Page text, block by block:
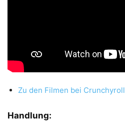
Zu den Filmen bei Crunchyroll
Handlung: